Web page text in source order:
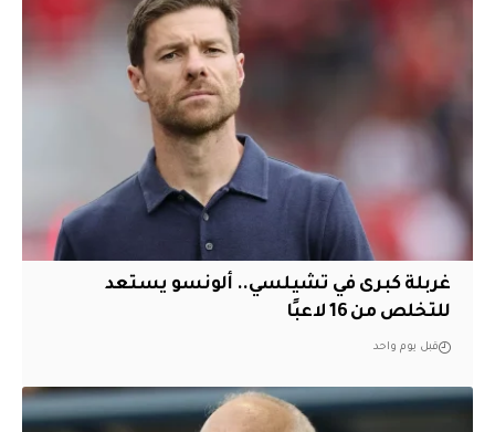
غربلة كبرى في تشيلسي.. ألونسو يستعد
للتخلص من 16 لاعبًا
قبل يوم واحد